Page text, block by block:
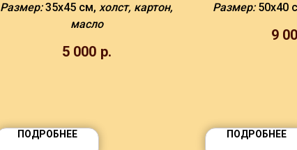
Размер:35х45 см, холст, картон,
масло
5 000 р.
ПОДРОБНЕЕ
Размер: 50х40
9
ПОДРОБНЕЕ